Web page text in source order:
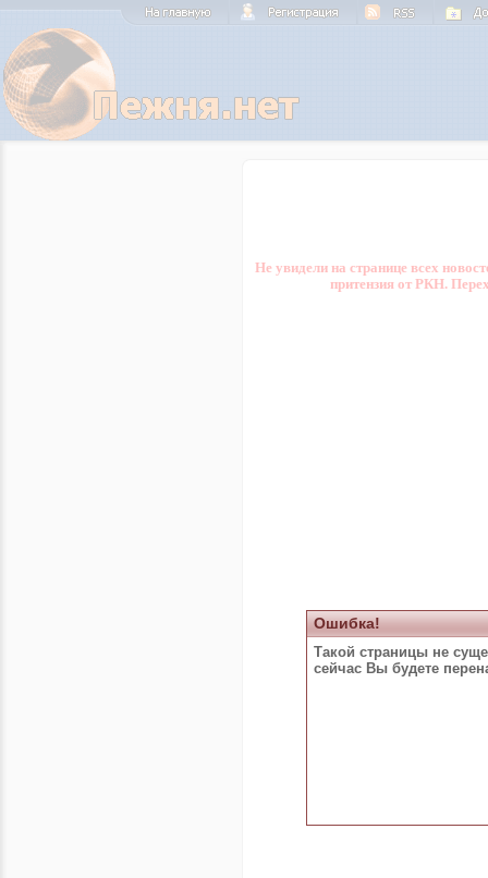
Не увидели на странице всех
притензия от РКН.
Ошибка!
Такой страницы не
сейчас Вы будете